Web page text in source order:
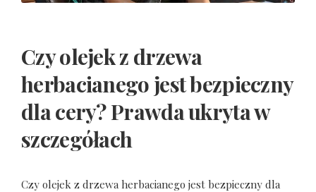
Czy olejek z drzewa
herbacianego jest bezpieczny
dla cery? Prawda ukryta w
szczegółach
Czy olejek z drzewa herbacianego jest bezpieczny dla